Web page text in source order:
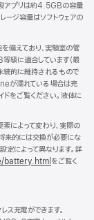
アプリは約4.5GBの容量
ージ容量はソフトウェアの
えており、実験室の管
級に適合しています（最
続的に維持されるもので
が濡れている場合は充
ドをご覧ください。液体に
によって変わり、実際の
来的には交換が必要にな
定によって異なります。詳
battery.html をご覧く
充電ができます。